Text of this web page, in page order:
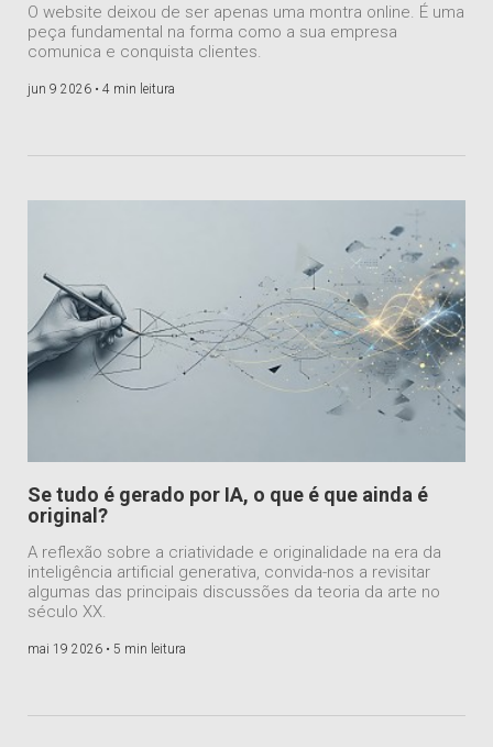
O website deixou de ser apenas uma montra online. É uma
peça fundamental na forma como a sua empresa
comunica e conquista clientes.
jun 9 2026 • 4 min leitura
Se tudo é gerado por IA, o que é que ainda é
original?
A reflexão sobre a criatividade e originalidade na era da
inteligência artificial generativa, convida-nos a revisitar
algumas das principais discussões da teoria da arte no
século XX.
mai 19 2026 • 5 min leitura